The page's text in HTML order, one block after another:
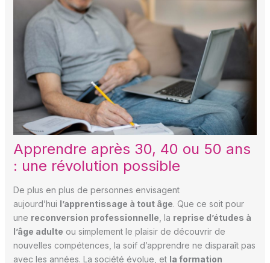
Apprendre après 30, 40 ou 50 ans
: une révolution possible
De plus en plus de personnes envisagent
aujourd’hui l’apprentissage à tout âge. Que ce soit pour
une reconversion professionnelle , la reprise d’études à
l’âge adulte ou simplement le plaisir de découvrir de
nouvelles compétences, la soif d’apprendre ne disparaît pas
avec les années. La société évolue, et la formation